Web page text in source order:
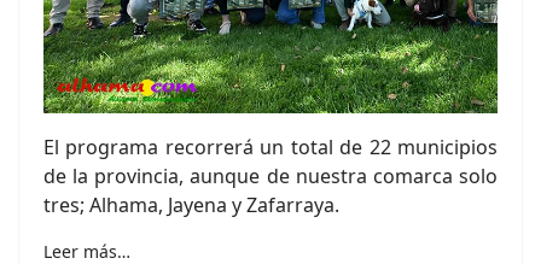
El programa recorrerá un total de 22 municipios
de la provincia, aunque de nuestra comarca solo
tres; Alhama, Jayena y Zafarraya.
Leer más…